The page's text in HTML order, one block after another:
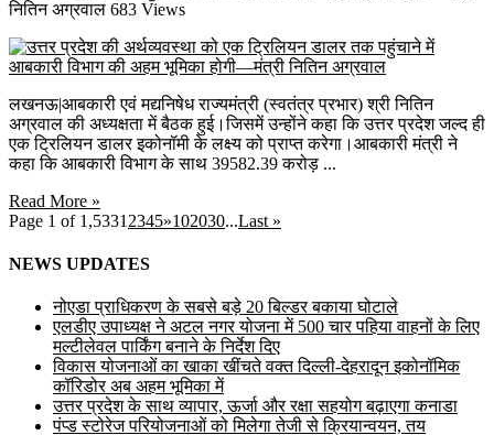
नितिन अग्रवाल 683 Views
लखनऊ|आबकारी एवं मद्यनिषेध राज्यमंत्री (स्वतंत्र प्रभार) श्री नितिन
अग्रवाल की अध्यक्षता में बैठक हुई।जिसमें उन्होंने कहा कि उत्तर प्रदेश जल्द ही
एक ट्रिलियन डालर इकोनॉमी के लक्ष्य को प्राप्त करेगा।आबकारी मंत्री ने
कहा कि आबकारी विभाग के साथ 39582.39 करोड़ ...
Read More »
Page 1 of 1,5331 2345»102030...Last »
NEWS UPDATES
नोएडा प्राधिकरण के सबसे बड़े 20 बिल्डर बकाया घोटाले
एलडीए उपाध्यक्ष ने अटल नगर योजना में 500 चार पहिया वाहनों के लिए
मल्टीलेवल पार्किंग बनाने के निर्देश दिए
विकास योजनाओं का खाका खींचते वक्त दिल्ली-देहरादून इकोनॉमिक
कॉरिडोर अब अहम भूमिका में
उत्तर प्रदेश के साथ व्यापार, ऊर्जा और रक्षा सहयोग बढ़ाएगा कनाडा
पंप्ड स्टोरेज परियोजनाओं को मिलेगा तेजी से क्रियान्वयन, तय